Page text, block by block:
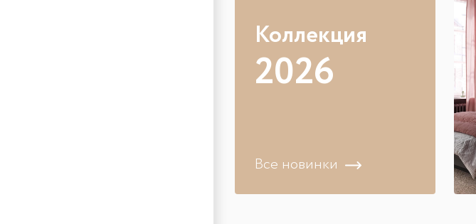
Коллекция
2026
Все новинки